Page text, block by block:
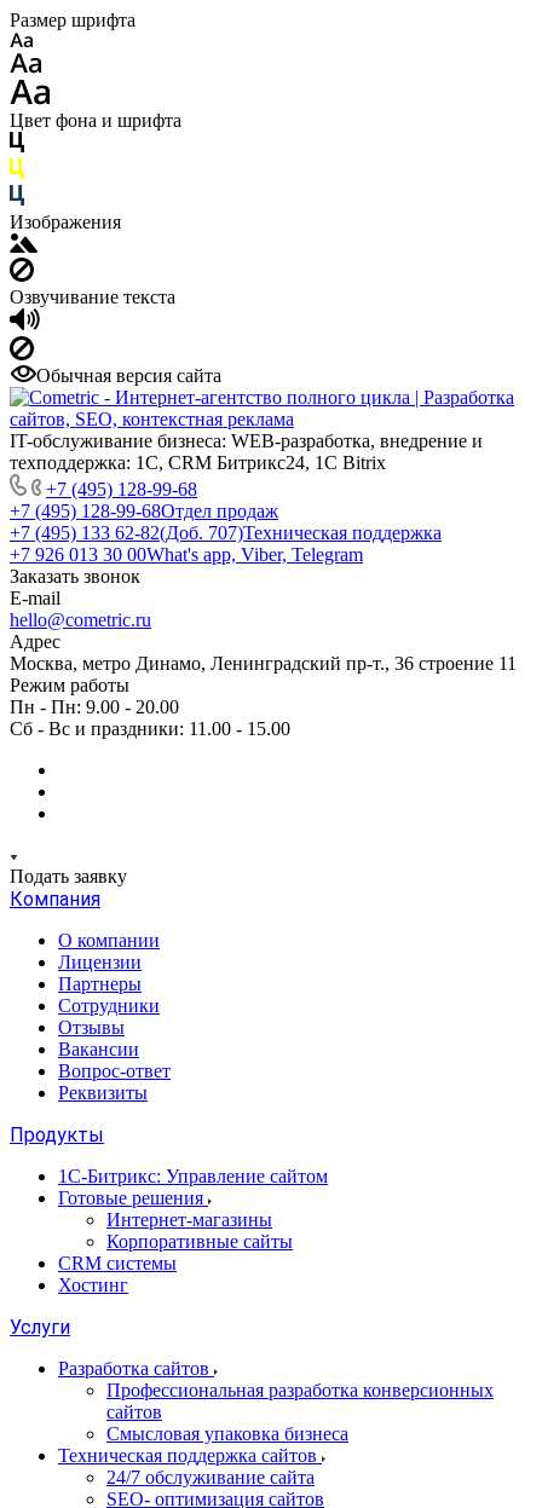
Размер шрифта
Цвет фона и шрифта
Изображения
Озвучивание текста
Обычная версия сайта
IT-обслуживание бизнеса: WEB-разработка, внедрение и
техподдержка: 1С, CRM Битрикс24, 1С Bitrix
+7 (495) 128-99-68
+7 (495) 128-99-68Отдел продаж
+7 (495) 133 62-82(Доб. 707)Техническая поддержка
+7 926 013 30 00What's app, Viber, Telegram
Заказать звонок
E-mail
hello@cometric.ru
Адрес
Москва, метро Динамо, Ленинградский пр-т., 36 строение 11
Режим работы
Пн - Пн: 9.00 - 20.00
Сб - Вс и праздники: 11.00 - 15.00
Подать заявку
Компания
О компании
Лицензии
Партнеры
Сотрудники
Отзывы
Вакансии
Вопрос-ответ
Реквизиты
Продукты
1С-Битрикс: Управление сайтом
Готовые решения
Интернет-магазины
Корпоративные сайты
CRM системы
Хостинг
Услуги
Разработка сайтов
Профессиональная разработка конверсионных
сайтов
Смысловая упаковка бизнеса
Техническая поддержка сайтов
24/7 обслуживание сайта
SEO- оптимизация сайтов